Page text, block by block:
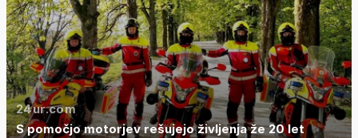
24ur.com
S pomočjo motorjev rešujejo življenja že 20 let